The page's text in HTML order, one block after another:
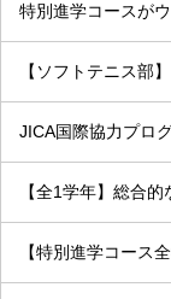
特別進学コースが
【ソフトテニス部
JICA国際協力プロ
【全1学年】総合
【特別進学コース